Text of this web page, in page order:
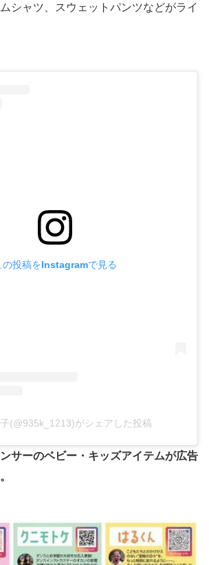
シャツ、スウェットパンツなどがライ
の投稿をInstagramで見る
(@935k_1213)がシェアした投稿
サーのベビー・キッズアイテムが広告